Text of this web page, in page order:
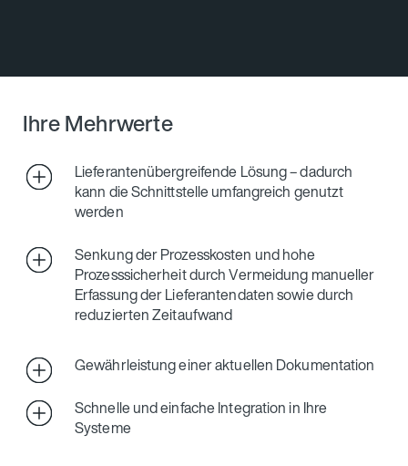
Ihre Mehrwerte
Lieferantenübergreifende Lösung – dadurch
kann die Schnittstelle umfangreich genutzt
werden
Senkung der Prozesskosten und hohe
Prozesssicherheit durch Vermeidung manueller
Erfassung der Lieferantendaten sowie durch
reduzierten Zeitaufwand
Gewährleistung einer aktuellen Dokumentation
Schnelle und einfache Integration in Ihre
Systeme